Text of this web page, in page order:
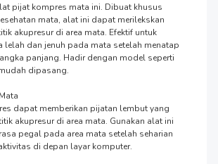
pijat kompres mata ini. Dibuat khusus
mata, alat ini dapat merilekskan
akupresur di area mata. Efektif untuk
lelah dan jenuh pada mata setelah menatap
panjang. Hadir dengan model seperti
dipasang.
akupresur di area mata. Gunakan alat ini
pegal pada area mata setelah seharian
di depan layar komputer.